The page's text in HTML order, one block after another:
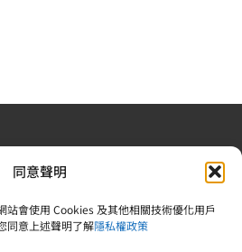
同意聲明
站會使用 Cookies 及其他相關技術優化用戶
同意上述聲明了解隱私權政策
業登錄字號：V-183242378-00000-
|電話：02-25092809